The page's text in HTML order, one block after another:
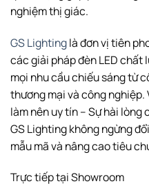
nghiệm thị giác.
GS Lightinglà đơn vị tiên
các giải pháp đèn LED chất
mọi nhu cầu chiếu sáng từ
thương mại và công
làm nên uy tín – Sự hài lòng
GS Lighting không ngừng
mẫu mã và nâng cao tiêu
Trực tiếp tại Showroom